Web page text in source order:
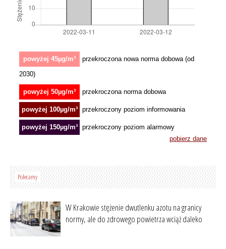
Polecamy
W Krakowie stężenie dwutlenku azotu na granicy
normy, ale do zdrowego powietrza wciąż daleko